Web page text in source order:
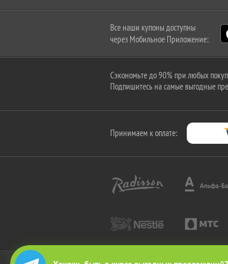
Все наши купоны доступны
через Мобильное Приложение:
Сэкономьте до 90% при любых
Подпишитесь на самые выгодные
Принимаем к оплате: